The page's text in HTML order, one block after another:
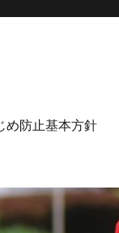
め防止基本方針